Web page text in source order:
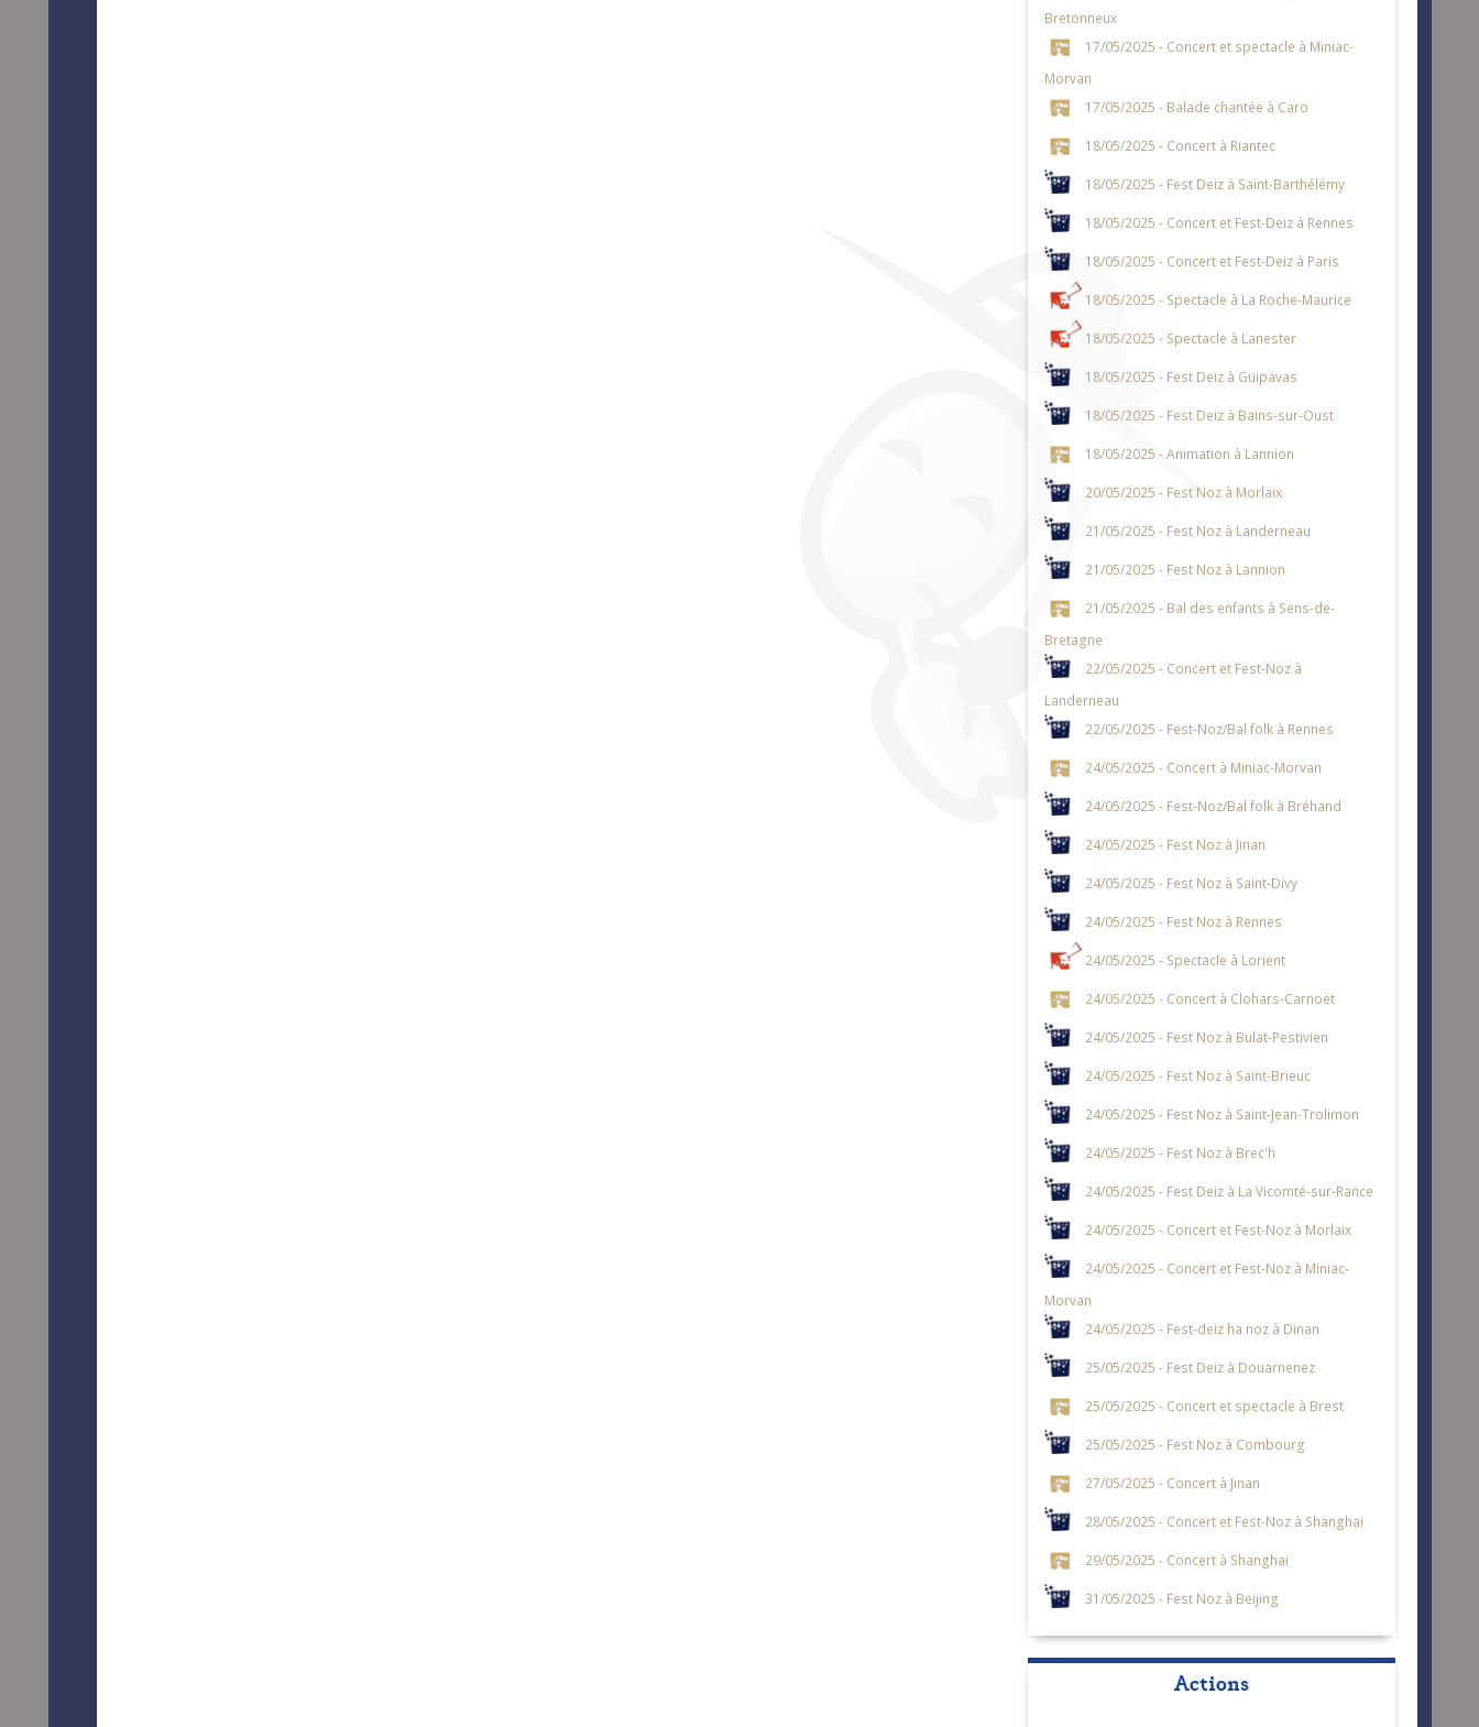
Bretonneux
17/05/2025 - Concert et spectacle à Miniac-
Morvan
17/05/2025 - Balade chantée à Caro
18/05/2025 - Concert à Riantec
18/05/2025 - Fest Deiz à Saint-Barthélémy
18/05/2025 - Concert et Fest-Deiz à Rennes
18/05/2025 - Concert et Fest-Deiz à Paris
18/05/2025 - Spectacle à La Roche-Maurice
18/05/2025 - Spectacle à Lanester
18/05/2025 - Fest Deiz à Guipavas
18/05/2025 - Fest Deiz à Bains-sur-Oust
18/05/2025 - Animation à Lannion
20/05/2025 - Fest Noz à Morlaix
21/05/2025 - Fest Noz à Landerneau
21/05/2025 - Fest Noz à Lannion
21/05/2025 - Bal des enfants à Sens-de-
Bretagne
22/05/2025 - Concert et Fest-Noz à
Landerneau
22/05/2025 - Fest-Noz/Bal folk à Rennes
24/05/2025 - Concert à Miniac-Morvan
24/05/2025 - Fest-Noz/Bal folk à Bréhand
24/05/2025 - Fest Noz à Jinan
24/05/2025 - Fest Noz à Saint-Divy
24/05/2025 - Fest Noz à Rennes
24/05/2025 - Spectacle à Lorient
24/05/2025 - Concert à Clohars-Carnoët
24/05/2025 - Fest Noz à Bulat-Pestivien
24/05/2025 - Fest Noz à Saint-Brieuc
24/05/2025 - Fest Noz à Saint-Jean-Trolimon
24/05/2025 - Fest Noz à Brec'h
24/05/2025 - Fest Deiz à La Vicomté-sur-Rance
24/05/2025 - Concert et Fest-Noz à Morlaix
24/05/2025 - Concert et Fest-Noz à Miniac-
Morvan
24/05/2025 - Fest-deiz ha noz à Dinan
25/05/2025 - Fest Deiz à Douarnenez
25/05/2025 - Concert et spectacle à Brest
25/05/2025 - Fest Noz à Combourg
27/05/2025 - Concert à Jinan
28/05/2025 - Concert et Fest-Noz à Shanghai
29/05/2025 - Concert à Shanghai
31/05/2025 - Fest Noz à Beijing
Actions